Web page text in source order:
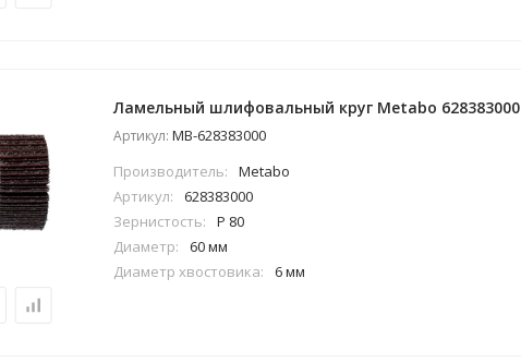
Ламельный шлифовальный круг Metabo 628383000
Артикул: MB-628383000
Производитель:
Metabo
Артикул:
628383000
Зернистость:
P 80
Диаметр:
60 мм
Диаметр хвостовика:
6 мм